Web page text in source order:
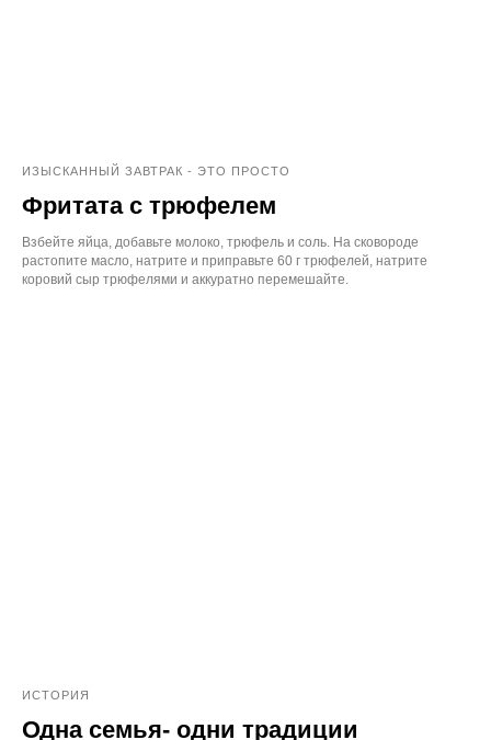
ИЗЫСКАННЫЙ ЗАВТРАК - ЭТО ПРОСТО
Фритата с трюфелем
Взбейте яйца, добавьте молоко, трюфель и соль. На сковороде
растопите масло, натрите и приправьте 60 г трюфелей, натрите
коровий сыр трюфелями и аккуратно перемешайте.
ИСТОРИЯ
Одна семья- одни традиции